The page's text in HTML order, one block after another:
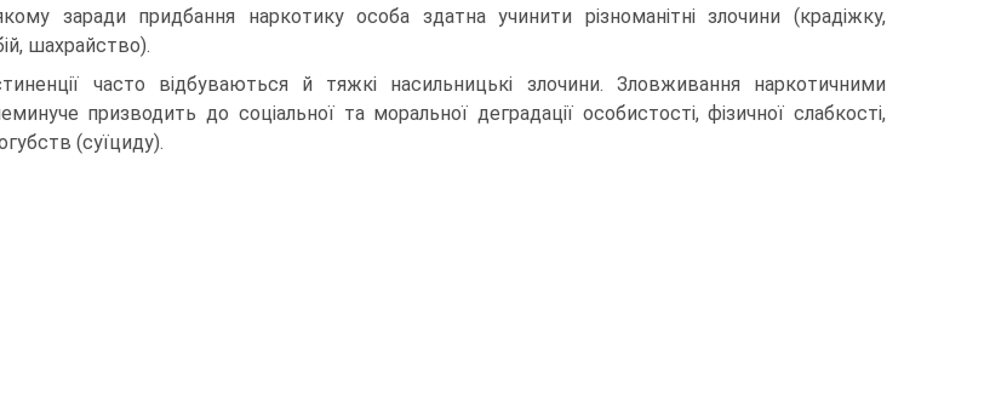
заради придбання наркотику особа здатна учинити різноманітні злочини (крадіжку,
шахрайство).
часто відбуваються й тяжкі насильницькі злочини. Зловживання наркотичними
призводить до соціальної та моральної деградації особистості, фізичної слабкості,
(суїциду).